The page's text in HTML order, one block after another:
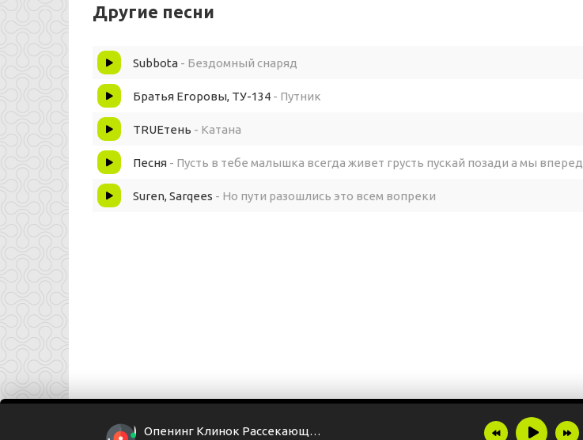
Мечту свою подобно факелу, зажги
Не пятнай по пути душу.
В новый день всегда обращена
Даже заплутав и всё потеряв, живы пока
Другие песни
Subbota - Бездомный снаряд
Братья Егоровы, ТУ-134 - Путник
TRUEтень - Катана
Песня - Пусть в тебе малышка всегда живет грусть пускай позади а мы вперед
Suren, Sarqees - Но пути разошлись это всем вопреки
Опенинг Клинок Рассекающий (2 Сезон)